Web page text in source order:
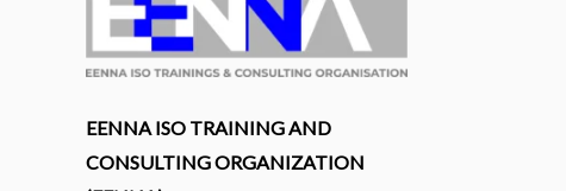
EENNA ISO TRAINING AND
CONSULTING ORGANIZATION